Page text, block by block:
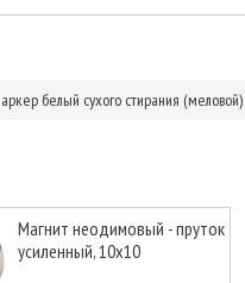
белый сухого стирания (меловой)
Магнит неодимовый - пруток
усиленный, 10х10